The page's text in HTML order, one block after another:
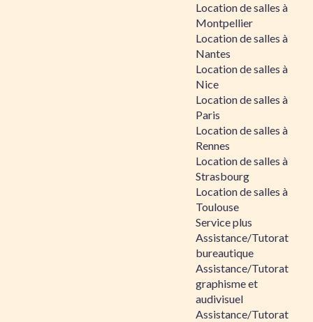
Location de salles à
Montpellier
Location de salles à
Nantes
Location de salles à
Nice
Location de salles à
Paris
Location de salles à
Rennes
Location de salles à
Strasbourg
Location de salles à
Toulouse
Service plus
Assistance/Tutorat
bureautique
Assistance/Tutorat
graphisme et
audivisuel
Assistance/Tutorat